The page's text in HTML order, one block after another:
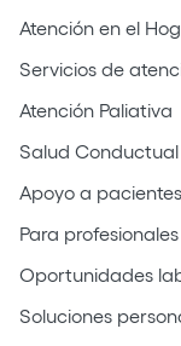
Atención en el
Servicios de
Atención Paliativa
Salud Conductual
Apoyo a
Para profesionales
Oportunidades
Soluciones